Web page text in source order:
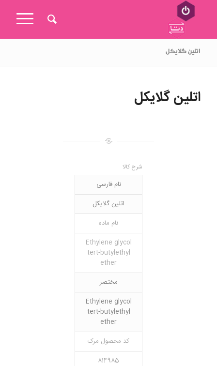
اتلین گلایکل
اتلین گلایکل
شرح کالا
نام فارسی
اتلین گلایکل
نام ماده
Ethylene glycol
tert-butylethyl
ether
مختصر
Ethylene glycol
tert-butylethyl
ether
کد محصول مرک
814985